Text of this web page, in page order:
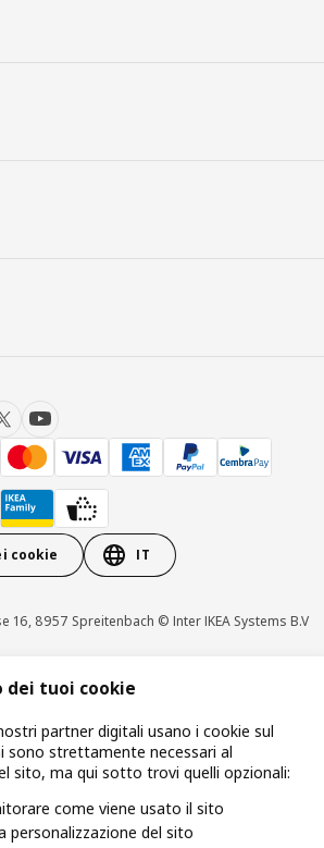
cookie IT
16, 8957 Spreitenbach © Inter IKEA Systems B.V
protezione datiCookies
dei tuoi cookie
partner digitali usano i cookie sul
sono strettamente necessari al
sito, ma qui sotto trovi quelli opzionali:
come viene usato il sito
personalizzazione del sito